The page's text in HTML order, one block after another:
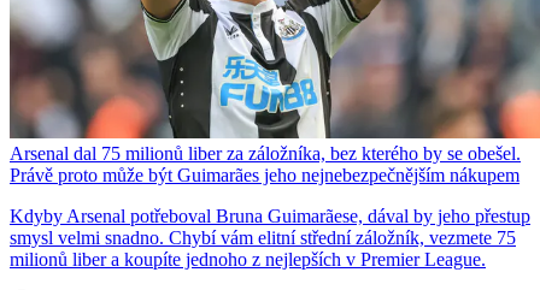
Arsenal dal 75 milionů liber za záložníka, bez kterého by se obešel.
Právě proto může být Guimarães jeho nejnebezpečnějším nákupem
Kdyby Arsenal potřeboval Bruna Guimarãese, dával by jeho přestup
smysl velmi snadno. Chybí vám elitní střední záložník, vezmete 75
milionů liber a koupíte jednoho z nejlepších v Premier League.